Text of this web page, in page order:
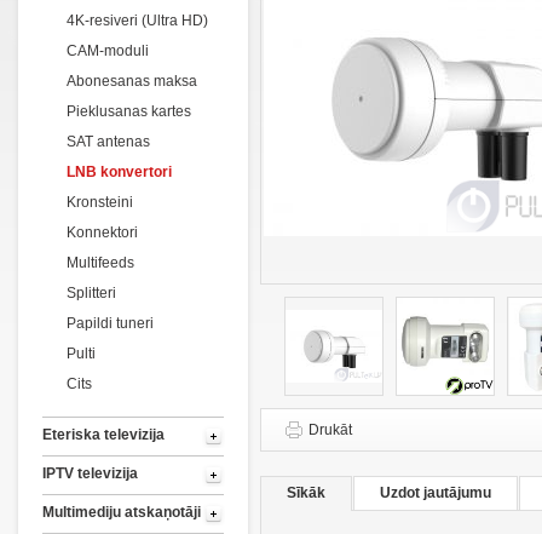
4K-resiveri (Ultra HD)
CAM-moduli
Abonesanas maksa
Pieklusanas kartes
SAT antenas
LNB konvertori
Kronsteini
Konnektori
Multifeeds
Splitteri
Papildi tuneri
Pulti
Cits
Eteriska televizija
IPTV televizija
Multimediju atskaņotāji
Drukāt
Sīkāk Uzdot jautājumu